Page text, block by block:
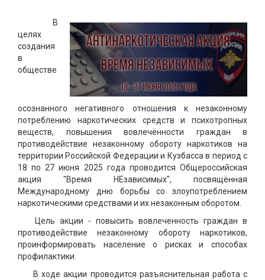
В
целях
создания
в
обществе
осознанного негативного отношения к незаконному
потреблению наркотических средств и психотропных
веществ, повышения вовлечённости граждан в
противодействие незаконному обороту наркотиков на
территории Российской Федерации и Кузбасса в период с
18 по 27 июня 2025 года проводится Общероссийская
акция "Время НЕзависимых", посвящённая
Международному дню борьбы со злоупотреблением
наркотическими средствами и их незаконным оборотом.
Цель акции - повысить вовлеченность граждан в
противодействие незаконному обороту наркотиков,
проинформировать население о рисках и способах
профилактики.
В ходе акции проводится разъяснительная работа с